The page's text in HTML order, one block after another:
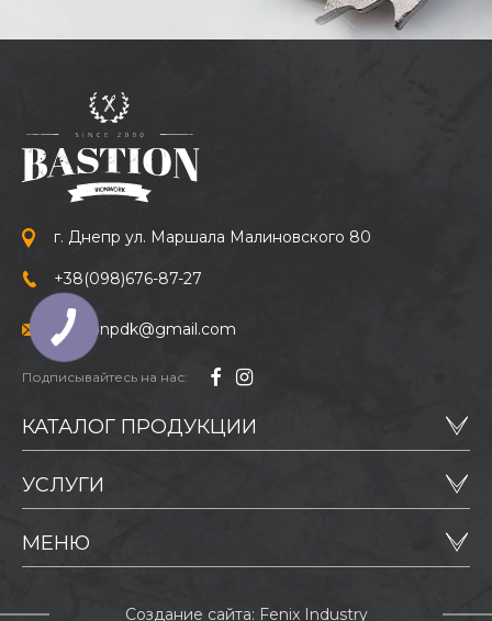
г. Днепр ул. Маршала Малиновского 80
+38(098)676-87-27
bastionpdk@gmail.com
Подписывайтесь на нас:
КАТАЛОГ ПРОДУКЦИИ
УСЛУГИ
МЕНЮ
Создание сайта: Fenix Industry